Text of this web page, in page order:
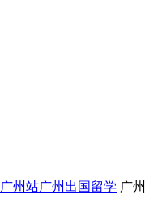
广州站广州出国留学 广